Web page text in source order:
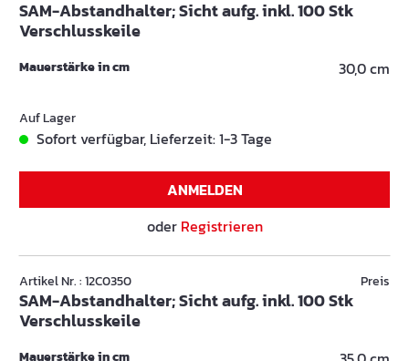
SAM-Abstandhalter; Sicht aufg. inkl. 100 Stk
Verschlusskeile
Mauerstärke in cm 30,0 cm
Auf Lager
Sofort verfügbar, Lieferzeit: 1-3 Tage
ANMELDEN
oder Registrieren
Artikel Nr. : 12C0350
SAM-Abstandhalter; Sicht aufg. inkl. 100 Stk
Verschlusskeile
Preis
Mauerstärke in cm